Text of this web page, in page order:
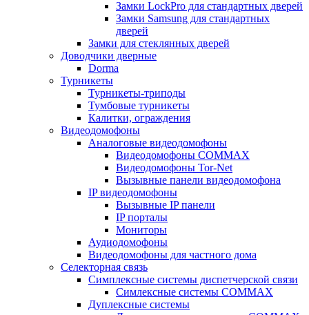
Замки LockPro для стандартных дверей
Замки Samsung для стандартных
дверей
Замки для стеклянных дверей
Доводчики дверные
Dorma
Турникеты
Турникеты-триподы
Тумбовые турникеты
Калитки, ограждения
Видеодомофоны
Аналоговые видеодомофоны
Видеодомофоны COMMAX
Видеодомофоны Tor-Net
Вызывные панели видеодомофона
IP видеодомофоны
Вызывные IP панели
IP порталы
Мониторы
Аудиодомофоны
Видеодомофоны для частного дома
Селекторная связь
Симплексные системы диспетчерской связи
Симлексные системы COMMAX
Дуплексные системы